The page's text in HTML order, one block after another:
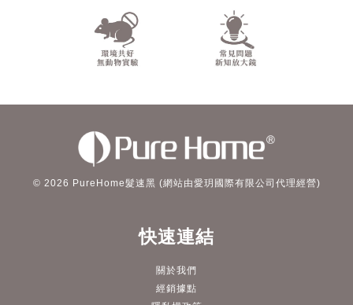
© 2026 PureHome髮速黑 (網站由愛玥國際有限公司代理經營)
快速連結
關於我們
經銷據點